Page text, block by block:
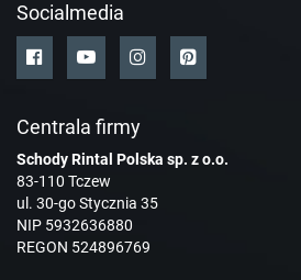
Socialmedia
Centrala firmy
Schody Rintal Polska sp. z o.o.
83-110 Tczew
ul. 30-go Stycznia 35
NIP 5932636880
REGON 524896769